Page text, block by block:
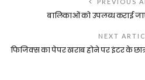
बालिकाओं को उपलब्ध कराई
NEXT
फिजिक्स का पेपर खराब होने पर इंटर के